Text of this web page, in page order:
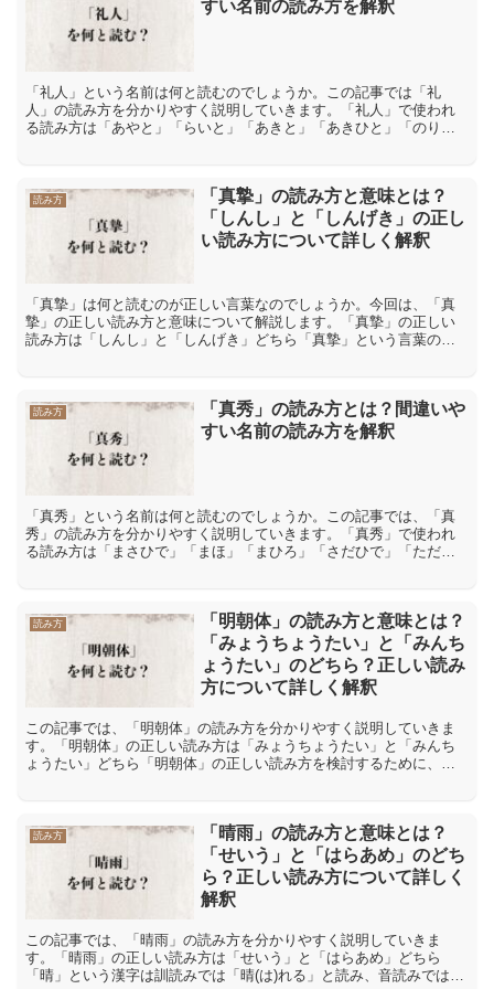
すい名前の読み方を解釈
「礼人」という名前は何と読むのでしょうか。この記事では「礼
人」の読み方を分かりやすく説明していきます。「礼人」で使われ
る読み方は「あやと」「らいと」「あきと」「あきひと」「のりひ
読み方
「真摯」の読み方と意味とは？
「しんし」と「しんげき」の正し
い読み方について詳しく解釈
「真摯」は何と読むのが正しい言葉なのでしょうか。今回は、「真
摯」の正しい読み方と意味について解説します。「真摯」の正しい
読み方は「しんし」と「しんげき」どちら「真摯」という言葉の読
読み方
「真秀」の読み方とは？間違いや
すい名前の読み方を解釈
「真秀」という名前は何と読むのでしょうか。この記事では、「真
秀」の読み方を分かりやすく説明していきます。「真秀」で使われ
る読み方は「まさひで」「まほ」「まひろ」「さだひで」「ただよ
読み方
「明朝体」の読み方と意味とは？
「みょうちょうたい」と「みんち
ょうたい」のどちら？正しい読み
方について詳しく解釈
この記事では、「明朝体」の読み方を分かりやすく説明していきま
す。「明朝体」の正しい読み方は「みょうちょうたい」と「みんち
ょうたい」どちら「明朝体」の正しい読み方を検討するために、こ
読み方
「晴雨」の読み方と意味とは？
「せいう」と「はらあめ」のどち
ら？正しい読み方について詳しく
解釈
この記事では、「晴雨」の読み方を分かりやすく説明していきま
す。「晴雨」の正しい読み方は「せいう」と「はらあめ」どちら
「晴」という漢字は訓読みでは「晴(は)れる」と読み、音読みでは